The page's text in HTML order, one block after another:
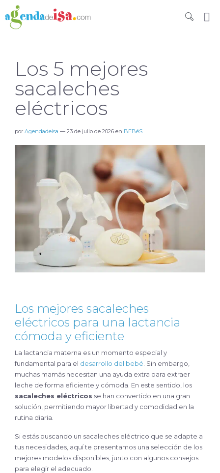
Los 5 mejores
sacaleches
eléctricos
por Agendadeisa — 23 de julio de 2026 en BEBéS
Los mejores sacaleches
eléctricos para una lactancia
cómoda y eficiente
La lactancia materna es un momento especial y
fundamental para el desarrollo del bebé . Sin embargo,
muchas mamás necesitan una ayuda extra para extraer
leche de forma eficiente y cómoda. En este sentido, los
sacaleches eléctricos se han convertido en una gran
solución, permitiendo mayor libertad y comodidad en la
rutina diaria.
Si estás buscando un sacaleches eléctrico que se adapte a
tus necesidades, aquí te presentamos una selección de los
mejores modelos disponibles, junto con algunos consejos
para elegir el adecuado.